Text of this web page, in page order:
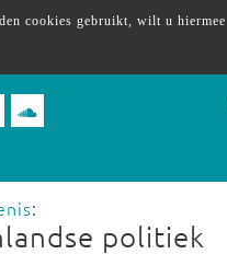
:
politiek
cookies gebruikt, wilt u hiermee